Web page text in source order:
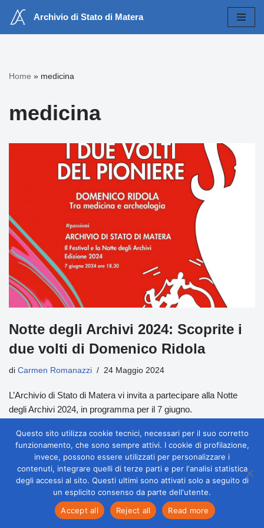
Archivio di Stato di Matera
Home » medicina
medicina
Notte degli Archivi 2024: Scoprite i
due volti di Domenico Ridola
di Carmen Romanazzi 24 Maggio 2024
L’Archivio di Stato di Matera vi invita a partecipare alla Notte
degli Archivi 2024, in programma per il 7 giugno.
| Powered byWordPress
Questo sito utilizza cookie tecnici, necessari per il suo corretto
funzionamento, che sono sempre attivi. I cookie di profilazione,
invece, possono essere utilizzati per personalizzare i
contenuti, integrare quelli di terze parti e per l'analisi statistica
degli accessi al sito. Questi ultimi sono attivati solo a seguito di
un esplicito consenso da parte dell'utente.
Accept all
Reject all Read more